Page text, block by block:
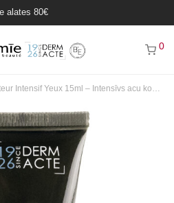
alates 80€
0
Yeux 15ml – Intensīvs acu kontūru korektors intensif